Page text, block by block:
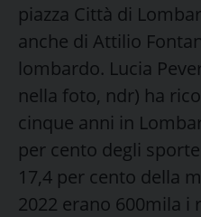
piazza Città di
anche di Attilio
lombardo. Lucia
nella foto, ndr) ha
cinque anni in
per cento degli
17,4 per cento della
2022 erano 600mila i